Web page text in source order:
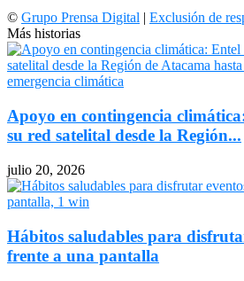
© Grupo Prensa Digital | Exclusión de
Más historias
Apoyo en contingencia
su red satelital desde la Región...
julio 20, 2026
Hábitos saludables para
frente a una pantalla